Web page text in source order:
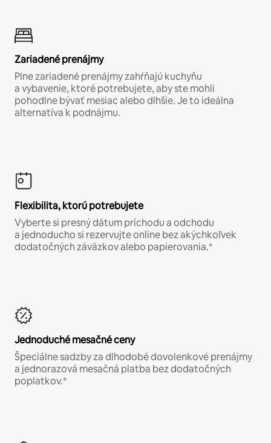
Zariadené prenájmy
Plne zariadené prenájmy zahŕňajú kuchyňu
a vybavenie, ktoré potrebujete, aby ste mohli
pohodlne bývať mesiac alebo dlhšie. Je to ideálna
alternatíva k podnájmu.
Flexibilita, ktorú potrebujete
Vyberte si presný dátum príchodu a odchodu
a jednoducho si rezervujte online bez akýchkoľvek
dodatočných záväzkov alebo papierovania.*
Jednoduché mesačné ceny
Špeciálne sadzby za dlhodobé dovolenkové prenájmy
a jednorazová mesačná platba bez dodatočných
poplatkov.*